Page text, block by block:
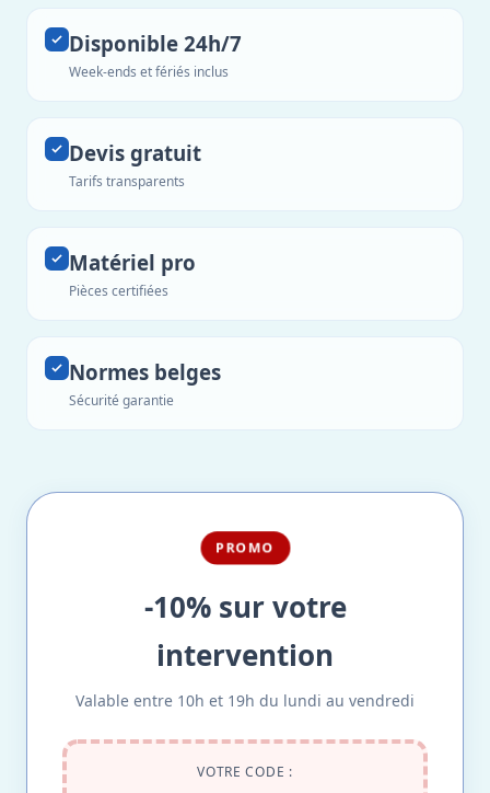
Disponible 24h/7
Week-ends et fériés inclus
Devis gratuit
Tarifs transparents
Matériel pro
Pièces certifiées
Normes belges
Sécurité garantie
PROMO
-10% sur votre
intervention
Valable entre 10h et 19h du lundi au vendredi
VOTRE CODE :